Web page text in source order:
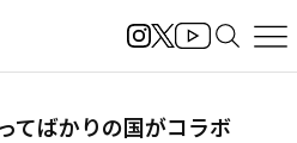
てばかりの国がコラボ